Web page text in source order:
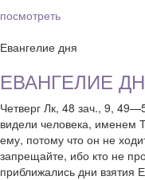
посмотреть
Евангелие дня
ЕВАНГЕЛИЕ
Четверг Лк, 48 зач., 9,
видели человека, именем
ему, потому что он не
запрещайте, ибо кто не
приближались дни взятия